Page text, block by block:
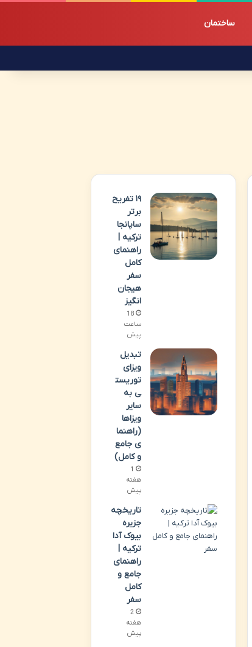
ساختمان
۱۹ تفریح
برتر
ساپانجا
ترکیه |
راهنمای
کامل
سفر
هیجان
انگیز
18
ساعت
پیش
تبدیل
ویزای
توریست
ی به
سایر
ویزاها
(راهنما
ی جامع
و کامل)
1
هفته
پیش
تاریخچه
جزیره
بیوک آدا
ترکیه |
راهنمای
جامع و
کامل
سفر
2
هفته
پیش